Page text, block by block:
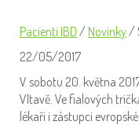
Pacienti IBD / Novinky/
22/05/2017
V sobotu 20. května
Vltavě. Ve fialových
lékaři i zástupci